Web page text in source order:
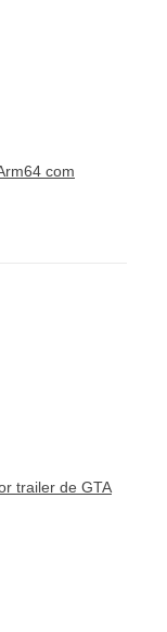
com
trailer de GTA